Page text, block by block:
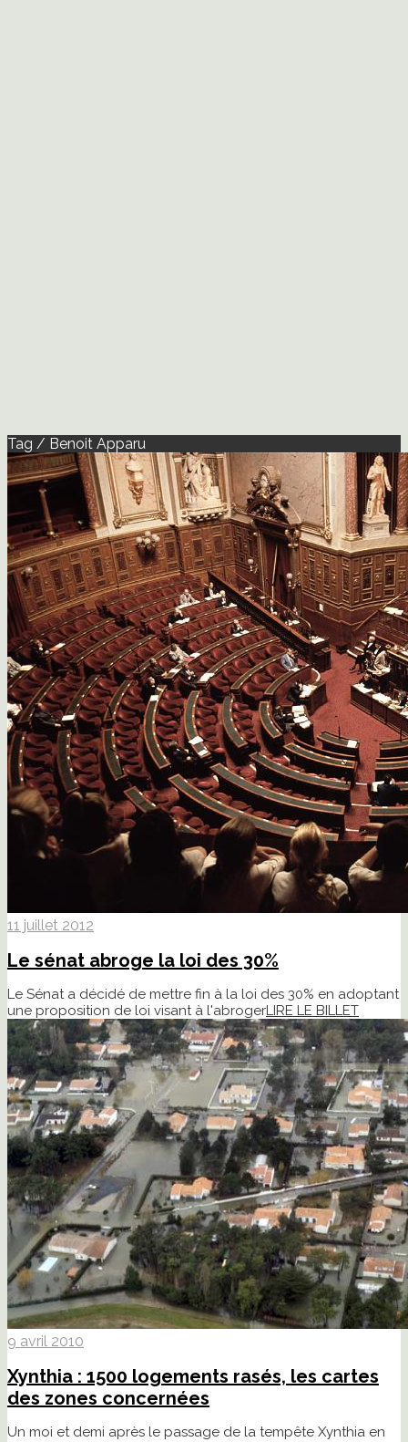
Tag / Benoit Apparu
11 juillet 2012
Le sénat abroge la loi des 30%
Le Sénat a décidé de mettre fin à la loi des 30% en adoptant
une proposition de loi visant à l'abrogerLIRE LE BILLET
9 avril 2010
Xynthia : 1500 logements rasés, les cartes
des zones concernées
Un moi et demi après le passage de la tempête Xynthia en